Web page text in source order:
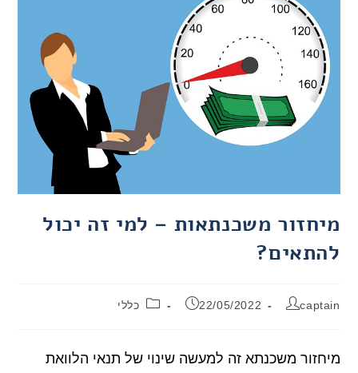
מיחזור משכנתאות – למי זה יכול
להתאים?
captain
22/05/2022 כללי
מיחזור משכנתא זה למעשה שינוי של תנאי הלוואת